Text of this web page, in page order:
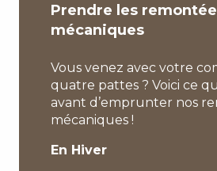
Prendre les
mécaniques
Vous venez avec votre
quatre pattes ? Voici ce
avant d’emprunter nos
mécaniques !
En Hiver